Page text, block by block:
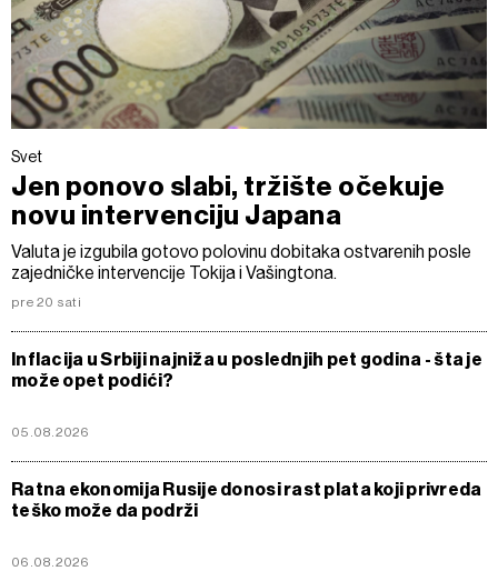
Svet
Jen ponovo slabi, tržište očekuje
novu intervenciju Japana
Valuta je izgubila gotovo polovinu dobitaka ostvarenih posle
zajedničke intervencije Tokija i Vašingtona.
pre 20 sati
Inflacija u Srbiji najniža u poslednjih pet godina - šta je
može opet podići?
05.08.2026
Ratna ekonomija Rusije donosi rast plata koji privreda
teško može da podrži
06.08.2026